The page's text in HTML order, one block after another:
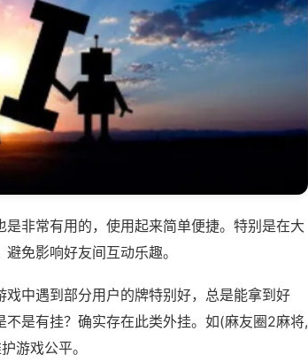
非常有用的，使用起来简单便捷。特别是在大
免影响好友间互动乐趣。
中遇到部分用户的牌特别好，总是能拿到好
是有挂？确实存在此类外挂。如(麻友圈2麻将,
游戏公平。